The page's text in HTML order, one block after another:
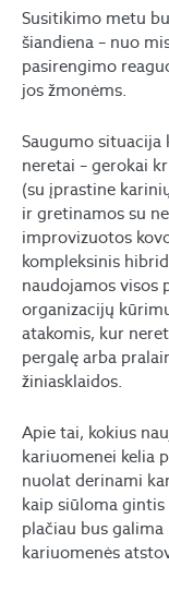
Susitikimo metu
šiandiena – nuo
pasirengimo
jos žmonėms.
Saugumo situacija
neretai – gerokai
(su įprastine
ir gretinamos su
improvizuotos
kompleksinis
naudojamos visos
organizacijų
atakomis, kur
pergalę arba
žiniasklaidos.
Apie tai, kokius
kariuomenei kelia
nuolat derinami
kaip siūloma
plačiau bus
kariuomenės